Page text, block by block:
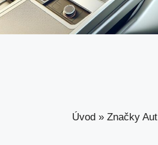
Úvod » Značky Aut